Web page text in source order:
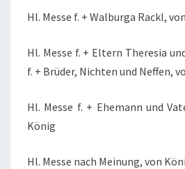
Hl. Messe f. + Walburga Rackl,
Hl. Messe f. + Eltern Theresia
f. + Brüder, Nichten und Neffen,
Hl. Messe f. + Ehemann und
König
Hl. Messe nach Meinung, von